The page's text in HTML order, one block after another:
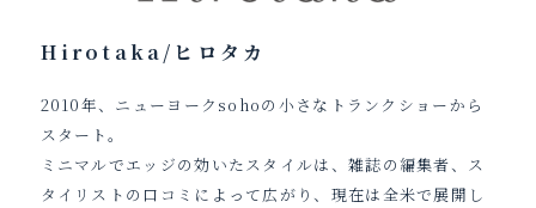
Hirotaka/ヒロタカ
2010年、ニューヨークsohoの小さなトランクショーから
スタート。
ミニマルでエッジの効いたスタイルは、雑誌の編集者、ス
タイリストの口コミによって広がり、現在は全米で展開し